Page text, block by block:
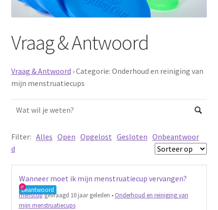
Schoonmaken
Voordeelpakketten
wat je nog meer wil weten
Vraag & Antwoord
Vraag & Antwoord ›Categorie: Onderhoud en reiniging van
mijn menstruatiecups
Filter: Alles Open Opgelost Gesloten Onbeantwoor
d
Wanneer moet ik mijn menstruatiecup vervangen?
Beantwoord
menscupgevraagd 10 jaar geleden • Onderhoud en reiniging van
mijn menstruatiecups